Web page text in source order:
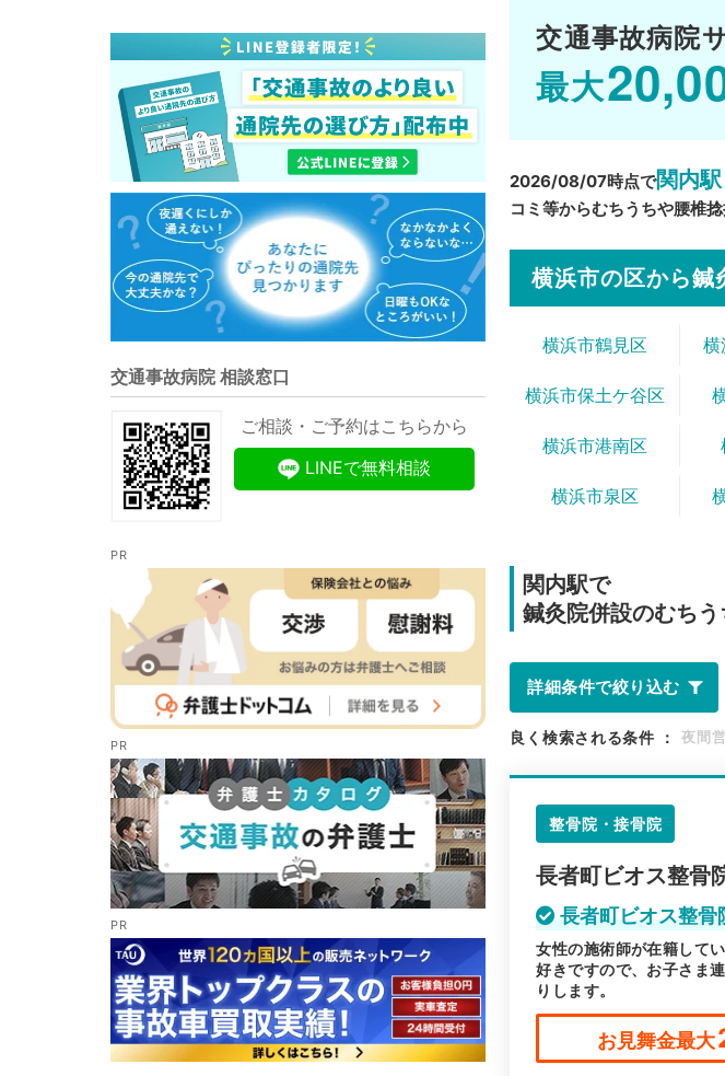
交通事故病院 相談窓口
ご相談・ご予約はこちらから
LINEで無料相談
交通事故病院
最大
2026/08/07時点で関内駅
コミ等からむちうちや腰椎
横浜市の区から鍼
横浜市鶴見区 横
横浜市保土ケ谷区
横浜市港南区
横浜市泉区
関内駅で
鍼灸院併設のむち
詳細条件で絞り込む
良く検索される条件 ： 夜間
整骨院・接骨院
長者町ビオス整骨
長者町ビオス整
女性の施術師が在籍して
好きですので、お子さま
りします。
お見舞金最大